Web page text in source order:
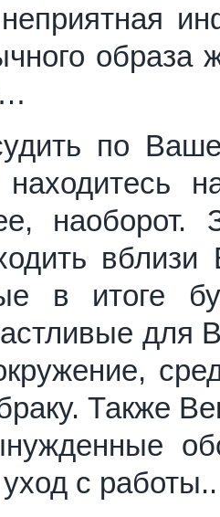
образа
по
наоборот.
в итоге
для
Также
с